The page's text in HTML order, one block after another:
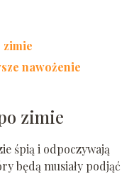
zimie
nawożenie
zimie
śpią i odpoczywają
będą musiały podjąć